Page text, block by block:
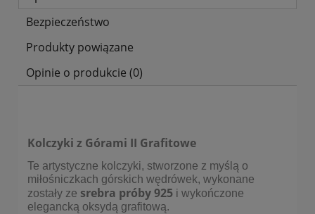
Bezpieczeństwo
Produkty powiązane
Opinie o produkcie (0)
Kolczyki z Górami II Grafitowe
Te artystyczne kolczyki, stworzone z myślą o
miłośniczkach górskich wędrówek, wykonane
zostały ze srebra próby 925 i wykończone
elegancką oksydą grafitową.